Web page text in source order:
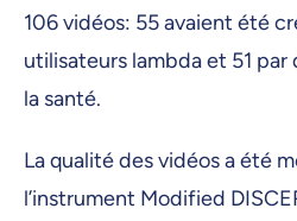
106 vidéos: 55 avaient été
utilisateurs lambda et 51
la santé.
La qualité des vidéos a été
l’instrument Modified